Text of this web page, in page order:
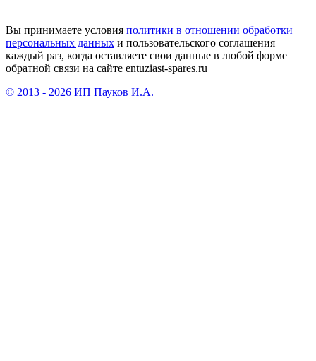
Вы принимаете условия политики в отношении обработки
персональных данных и пользовательского соглашения
каждый раз, когда оставляете свои данные в любой форме
обратной связи на сайте entuziast-spares.ru
© 2013 - 2026 ИП Пауков И.А.